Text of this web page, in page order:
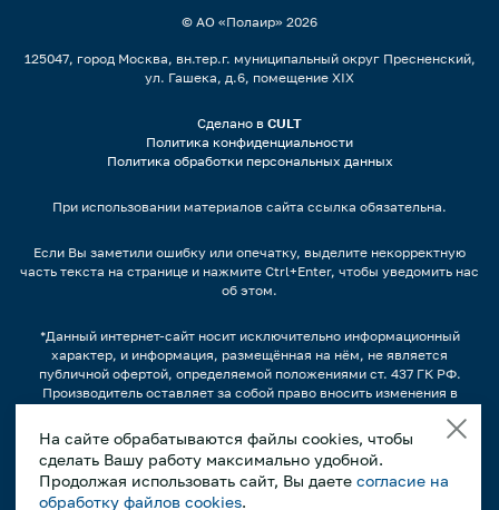
© АО «Полаир» 2026
125047, город Москва, вн.тер.г. муниципальный округ Пресненский,
ул. Гашека, д.6, помещение XIX
Сделано в CULT
Политика конфиденциальности
Политика обработки персональных данных
При использовании материалов сайта ссылка обязательна.
Если Вы заметили ошибку или опечатку, выделите некорректную
часть текста на странице и нажмите Ctrl+Enter, чтобы уведомить нас
об этом.
*Данный интернет-сайт носит исключительно информационный
характер, и информация, размещённая на нём, не является
публичной офертой, определяемой положениями ст. 437 ГК РФ.
Производитель оставляет за собой право вносить изменения в
предварительного уведомления.
Изображения продукции, а также, варианты наполнения
продуктами/напитками и другим содержимым может отличаться от
фактического вида. Интерьерные иллюстрации и примеры
На сайте обрабатываются файлы cookies, чтобы
сделать Вашу работу максимально удобной.
Продолжая использовать сайт, Вы даете согласие на
обработку файлов cookies.